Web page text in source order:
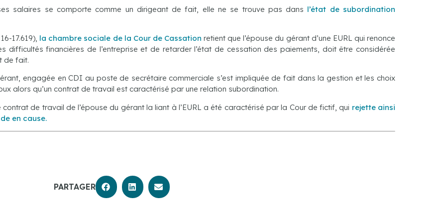
salaires se comporte comme un dirigeant de fait, elle ne se trouve pas dans l’état de subordination
17.619), la chambre sociale de la Cour de Cassation retient que l’épouse du gérant d’une EURL qui renonce
difficultés financières de l’entreprise et de retarder l’état de cessation des paiements, doit être considérée
de fait.
engagée en CDI au poste de secrétaire commerciale s’est impliquée de fait dans la gestion et les choix
alors qu’un contrat de travail est caractérisé par une relation subordination.
de travail de l’épouse du gérant la liant à l’EURL a été caractérisé par la Cour de fictif, qui rejette ainsi
en cause.
PARTAGER